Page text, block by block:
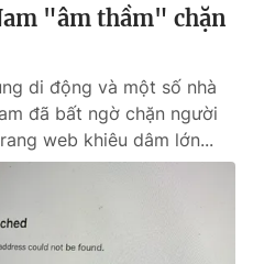
"âm thầm" chặn
di động và một số nhà
đã bất ngờ chặn người
web khiêu dâm lớn...